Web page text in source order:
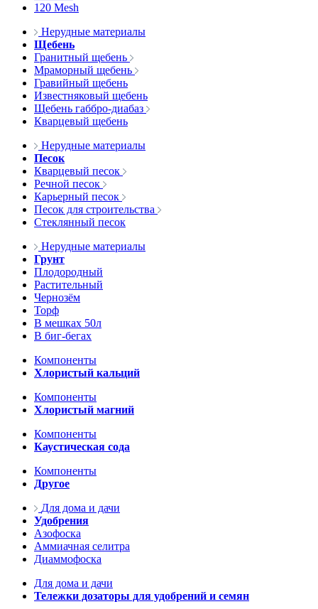
120 Mesh
Нерудные материалы
Щебень
Гранитный щебень
Мраморный щебень
Гравийный щебень
Известняковый щебень
Щебень габбро-диабаз
Кварцевый щебень
Нерудные материалы
Песок
Кварцевый песок
Речной песок
Карьерный песок
Песок для строительства
Стеклянный песок
Нерудные материалы
Грунт
Плодородный
Растительный
Чернозём
Торф
В мешках 50л
В биг-бегах
Компоненты
Хлористый кальций
Компоненты
Хлористый магний
Компоненты
Каустическая сода
Компоненты
Другое
Для дома и дачи
Удобрения
Азофоска
Аммиачная селитра
Диаммофоска
Для дома и дачи
Тележки дозаторы для удобрений и семян